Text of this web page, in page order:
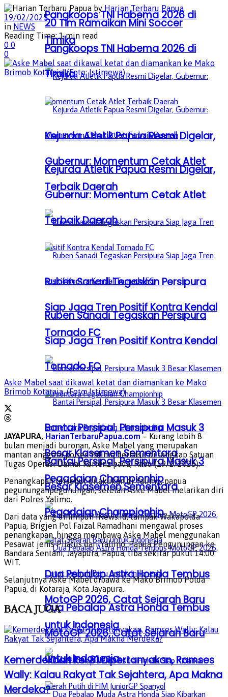
Pangkoops TNI Habema 2026 di
Timika
Kejurda Atletik Papua Resmi Digelar,
Gubernur: Momentum Cetak Atlet
Terbaik Daerah
Ruben Sanadi Tegaskan Persipura
Siap Jaga Tren Positif Kontra Kendal
Tornado FC
Bantai Persipal, Persipura Masuk 3
Besar Klasemen Sementara
Pegadaian Championhip
Dua Pebalap Astra Honda Tembus
MotoGP 2026, Catat Sejarah Baru
untuk Indonesia
20 Tim Ramaikan Mini Soccer
Pangkoops TNI Habema 2026 di
Timika
Kejurda Atletik Papua Resmi Digelar,
Gubernur: Momentum Cetak Atlet
Terbaik Daerah
Ruben Sanadi Tegaskan Persipura
Siap Jaga Tren Positif Kontra Kendal
Tornado FC
Bantai Persipal, Persipura Masuk 3
Besar Klasemen Sementara
Pegadaian Championhip
Dua Pebalap Astra Honda Tembus
MotoGP 2026, Catat Sejarah Baru
untuk Indonesia
by Harian Terbaru Papua
19/02/2025
in NEWS
Reading Time: 1 min read
0 0
0
Aske Mabel saat dikawal ketat dan diamankan ke Mako
Brimob Kotaraja. (Foto: Istimewa)
JAYAPURA, HarianTerbaruPapua.com – Kurang lebih 8
bulan menjadi buronan, Aske Mabel yang merupakan
mantan anggota polres Yalimo berhasil di tangkap Satuan
Tugas Operasi Damai Kartenz pada, Rabu (19/2/2025).
Penangkapan tersebut dilakukan di Yalimo, papua
pegununganpegunungan, setelah Aske Mabel melarikan diri
dari Polres Yalimo.
Dari data yang dihimpun iNews.id, tampak Wakapolda
Papua, Brigjen Pol Faizal Ramadhani mengawal proses
penangkapan, hingga membawa Aske Mabel menggunakan
Pesawat jenis Pilatus dari Yalimo, Papua Pengunungan ke
Bandara Sentani, Jayapura, Papua, tiba sekitar pukul 14:00
WIT.
Selanjutnya Aske Mabel dibawa ke Mako Brimob Polda
Papua, di Kotaraja, Kota Jayapura.
BACAJUGA
Kemerdekaan ke-81 Dipertanyakan, Ramses
Wally: Kalau Rakyat Tak Sejahtera, Apa Makna
Merdeka?